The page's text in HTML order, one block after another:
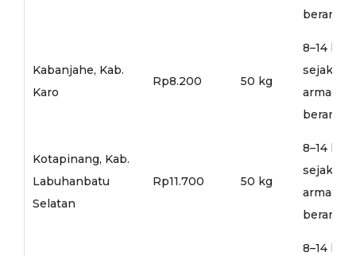
Kabanjahe, Kab.
Karo
Rp8.200 50 kg
8–14 hari
sejak
armada
Kotapinang, Kab.
Labuhanbatu
Selatan
Rp11.700 50 kg
8–14 hari
sejak
armada
8–14 hari